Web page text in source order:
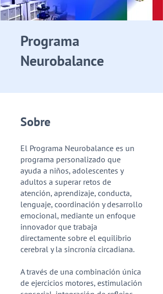
Programa
Neurobalance
Sobre
El Programa Neurobalance es un
programa personalizado que
ayuda a niños, adolescentes y
adultos a superar retos de
atención, aprendizaje, conducta,
lenguaje, coordinación y desarrollo
emocional, mediante un enfoque
innovador que trabaja
directamente sobre el equilibrio
cerebral y la sincronía circadiana.
A través de una combinación única
de ejercicios motores, estimulación